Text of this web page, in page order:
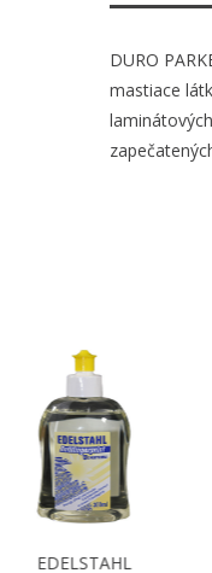
DURO
mastiace
GA 11 leštiaci